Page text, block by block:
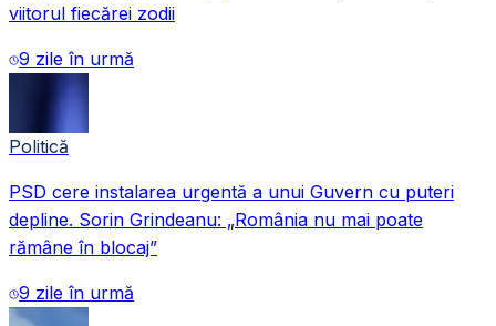
viitorul fiecărei zodii
9 zile în urmă
Politică
PSD cere instalarea urgentă a unui Guvern cu puteri
depline. Sorin Grindeanu: „România nu mai poate
rămâne în blocaj”
9 zile în urmă